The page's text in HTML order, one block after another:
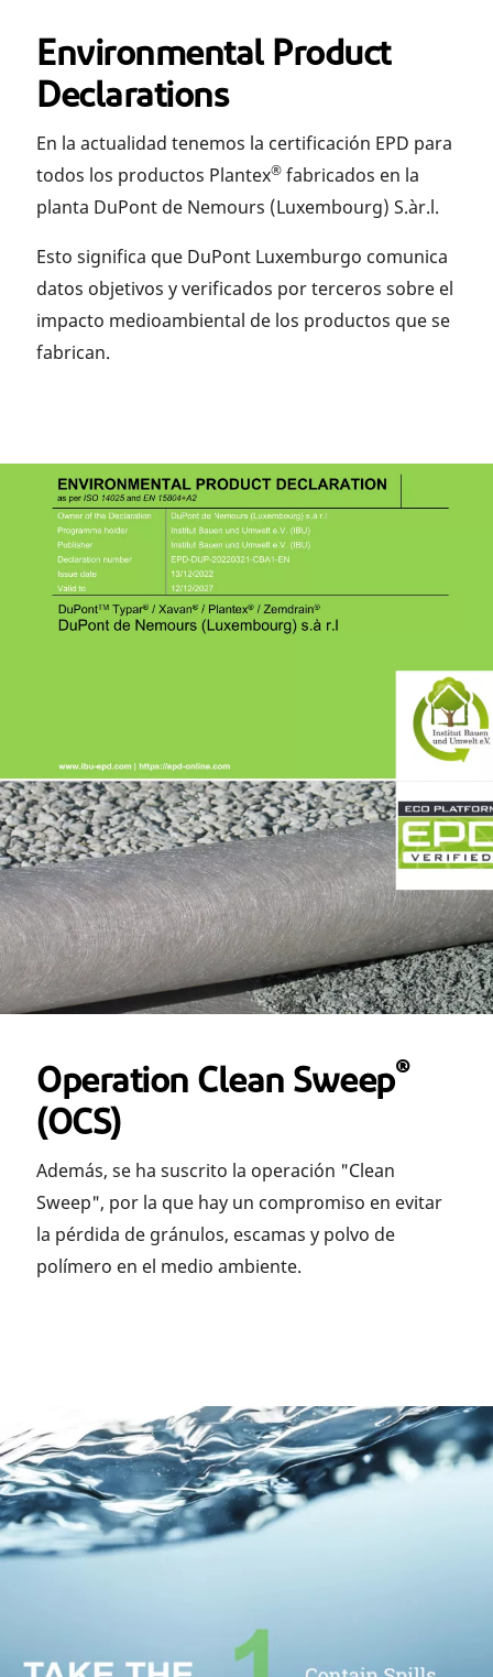
Environmental Product
Declarations
En la actualidad tenemos la certificación EPD para
todos los productos Plantex® fabricados en la
planta DuPont de Nemours (Luxembourg) S.àr.l.
Esto significa que DuPont Luxemburgo comunica
datos objetivos y verificados por terceros sobre el
impacto medioambiental de los productos que se
fabrican.
Operation Clean Sweep®
(OCS)
Además, se ha suscrito la operación "Clean
Sweep", por la que hay un compromiso en evitar
la pérdida de gránulos, escamas y polvo de
polímero en el medio ambiente.